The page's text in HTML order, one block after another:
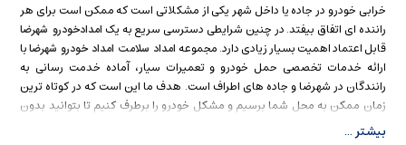
خرابی خودرو در جاده یا داخل شهر یکی از مشکلاتی است که ممکن است برای هر
راننده ای اتفاق بیفتد. در چنین شرایطی دسترسی سریع به یک امدادخودرو شهرضا
قابل اعتماد اهمیت بسیار زیادی دارد. مجموعه امداد سلامت امداد خودرو شهرضابا
ارائه خدمات تخصصی حمل خودرو و تعمیرات سیار، آماده خدمت رسانی به
رانندگان در شهرضا و جاده های اطراف است. هدف ما این است که در کوتاه ترین
زمان ممکن به محل شما برسیم و مشکل خودرو را برطرف کنیم تا بتوانید بدون
دغدغه به مسیر خود ادامه دهید.
بیشتر ...